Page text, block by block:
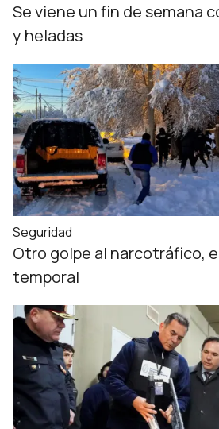
Se viene un fin de semana
y heladas
Seguridad
Otro golpe al narcotráfico,
temporal